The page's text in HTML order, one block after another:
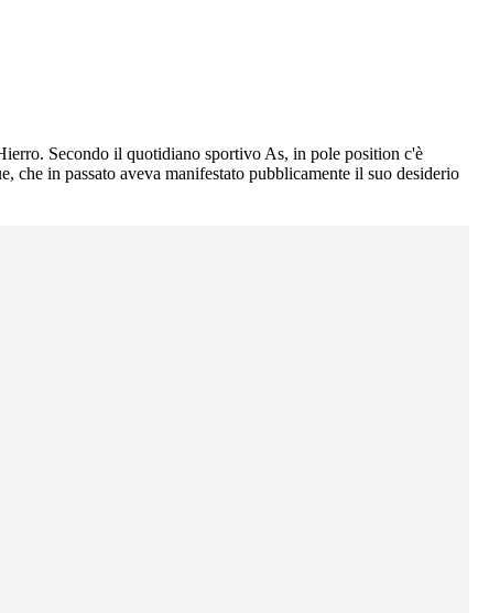
Secondo il quotidiano sportivo As, in pole position c'è
che in passato aveva manifestato pubblicamente il suo desiderio